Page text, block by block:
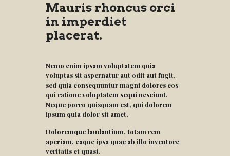
Mauris rhoncus orci
in imperdiet
placerat.
Nemo enim ipsam voluptatem quia
voluptas sit aspernatur aut odit aut fugit,
sed quia consequuntur magni dolores eos
qui ratione voluptatem sequi nesciunt.
Neque porro quisquam est, qui dolorem
ipsum quia dolor sit amet.
Doloremque laudantium, totam rem
aperiam, eaque ipsa quae ab illo inventore
veritatis et quasi.